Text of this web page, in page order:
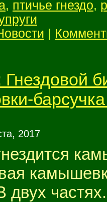
, птичье гнездо,
барсучка
2017
двух частях.